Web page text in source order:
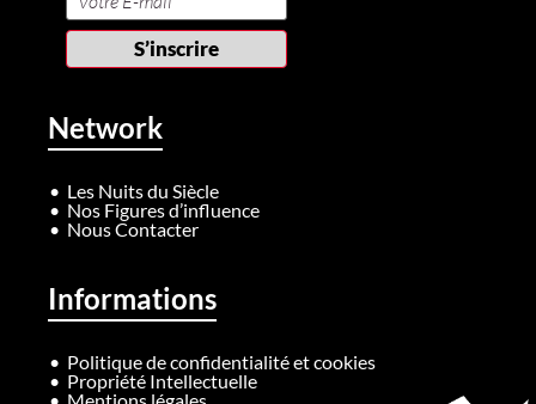
Network
Les Nuits du Siècle
Nos Figures d’influence
Nous Contacter
Informations
Politique de confidentialité et cookies
Propriété Intellectuelle